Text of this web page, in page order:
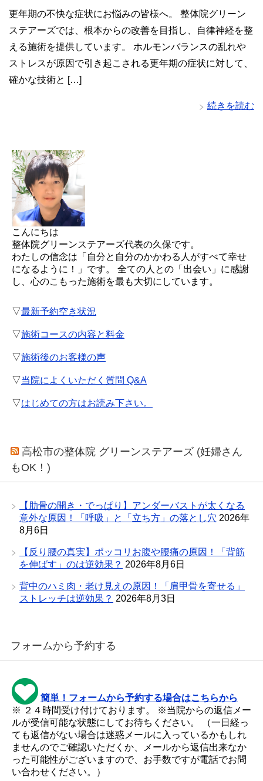
更年期の不快な症状にお悩みの皆様へ。 整体院グリーン
ステアーズでは、根本からの改善を目指し、自律神経を整
える施術を提供しています。 ホルモンバランスの乱れや
ストレスが原因で引き起こされる更年期の症状に対して、
確かな技術と […]
続きを読む
こんにちは
整体院グリーンステアーズ代表の久保です。
わたしの信念は「自分と自分のかかわる人がすべて幸せ
になるように！」です。 全ての人との「出会い」に感謝
し、心のこもった施術を最も大切にしています。
▽最新予約空き状況
▽施術コースの内容と料金
▽施術後のお客様の声
▽当院によくいただく質問 Q&A
▽はじめての方はお読み下さい。
高松市の整体院 グリーンステアーズ (妊婦さん
もOK！)
【肋骨の開き・でっぱり】アンダーバストが太くなる
意外な原因！「呼吸」と「立ち方」の落とし穴 2026年
8月6日
【反り腰の真実】ポッコリお腹や腰痛の原因！「背筋
を伸ばす」のは逆効果？ 2026年8月6日
背中のハミ肉・老け見えの原因！「肩甲骨を寄せる」
ストレッチは逆効果？ 2026年8月3日
フォームから予約する
簡単！フォームから予約する場合はこちらから
※ ２４時間受け付けております。 ※当院からの返信メー
ルが受信可能な状態にしてお待ちください。 （一日経っ
ても返信がない場合は迷惑メールに入っているかもしれ
ませんのでご確認いただくか、メールから返信出来なか
った可能性がございますので、お手数ですが電話でお問
い合わせください。）